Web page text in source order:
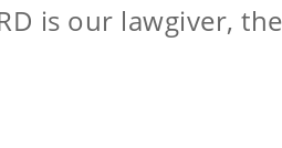
is our lawgiver,